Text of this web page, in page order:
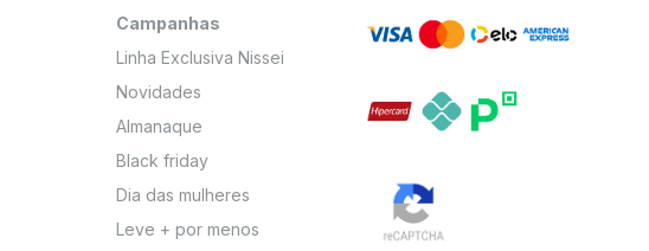
Campanhas
Linha Exclusiva Nissei
Novidades
Almanaque
Black friday
Dia das mulheres
Leve + por menos